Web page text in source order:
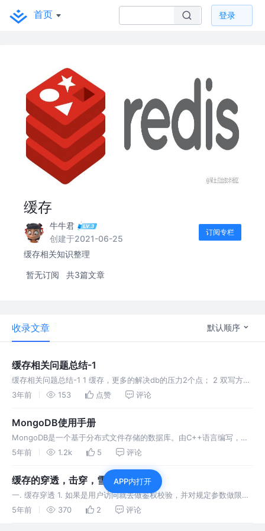
首页 登录
缓存
牛牛君
创建于2021-06-25
订阅专栏
缓存相关知识整理
暂无订阅 共3篇文章
收录文章 默认顺序
缓存相关问题总结-1
缓存相关问题总结-1 1 缓存，更多的解决db的压力2个点； 2 双写方案
3 redis数据安全与一致性的问题 4 reids存什么，基于cache
3年前 153 点赞 评论
MongoDB使用手册
MongoDB是一个基于分布式文件存储的数据库。由C++语言编写，旨
在为WEB应用提供可扩展的高性能数据存储解决方案。MongoDB是一
5年前 1.2k 5 评论
缓存的穿透，击穿，雪崩
一. 缓存穿透 1. 如果是用户访问就去做鉴权校验，并对规定参数做限制
大于或者小于亦或者符合自己所定义的规格。 2. 使用布隆过滤器排除
5年前 370 2 评论
APP内打开